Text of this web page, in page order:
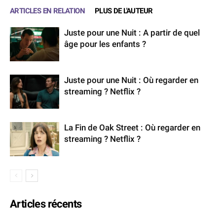
ARTICLES EN RELATION PLUS DE L'AUTEUR
Juste pour une Nuit : A partir de quel
âge pour les enfants ?
Juste pour une Nuit : Où regarder en
streaming ? Netflix ?
La Fin de Oak Street : Où regarder en
streaming ? Netflix ?
Articles récents